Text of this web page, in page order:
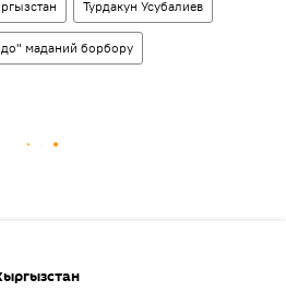
Турдакун Усубалиев
маданий борбору